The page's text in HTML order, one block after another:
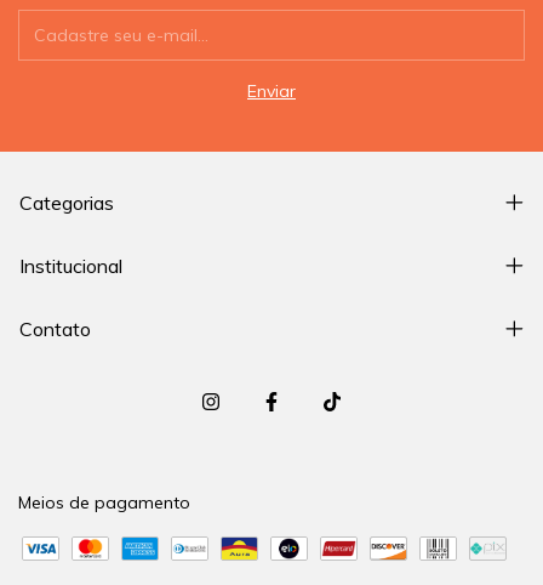
Categorias
Institucional
Contato
Meios de pagamento